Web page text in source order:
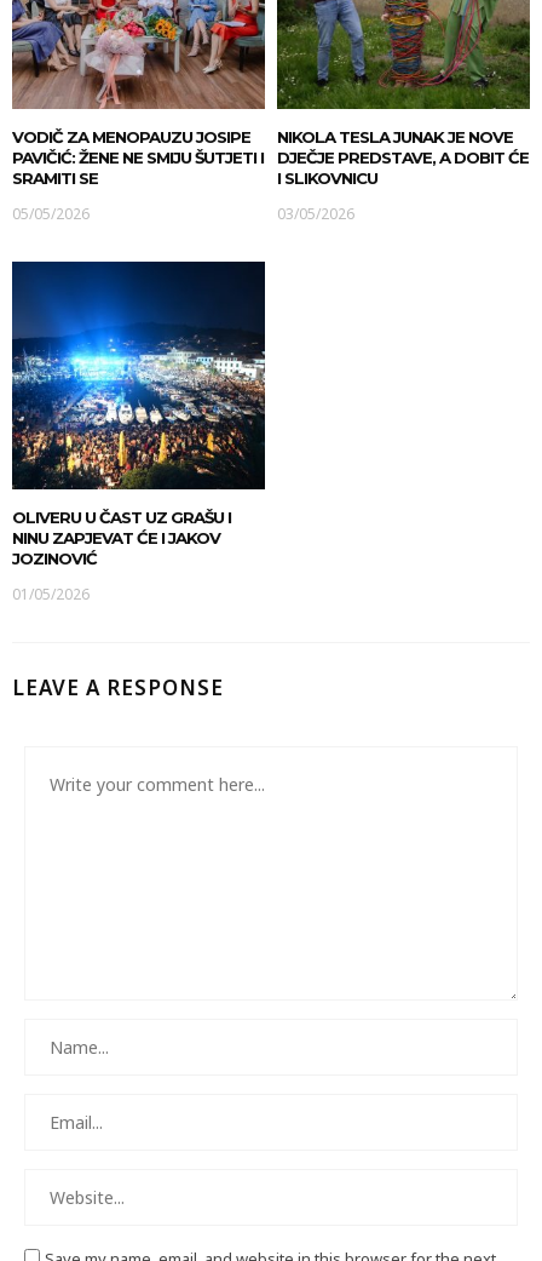
VODIČ ZA MENOPAUZU JOSIPE
PAVIČIĆ: ŽENE NE SMIJU ŠUTJETI I
SRAMITI SE
05/05/2026
NIKOLA TESLA JUNAK JE NOVE
DJEČJE PREDSTAVE, A DOBIT ĆE
I SLIKOVNICU
03/05/2026
OLIVERU U ČAST UZ GRAŠU I
NINU ZAPJEVAT ĆE I JAKOV
JOZINOVIĆ
01/05/2026
LEAVE A RESPONSE